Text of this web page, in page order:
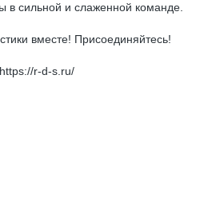
в сильной и слаженной команде.
вместе! Присоединяйтесь!
r-d-s.ru/